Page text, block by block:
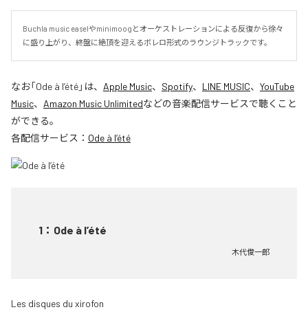
Buchla music easelやminimoogとオーケストレーションによる反復から徐々
に盛り上がり、終盤に絶頂を迎えるボレロ形式のラウンジトラックです。
なお「Ode à l’été」は、 Apple Music、 Spotify、 LINE MUSIC、 YouTube
Music、 Amazon Music Unlimitedなどの音楽配信サービスで聴くこと
ができる。
各配信サービス： Ode à l’été
1 ： Ode à l’été
木代俊一郎
Les disques du xirofon